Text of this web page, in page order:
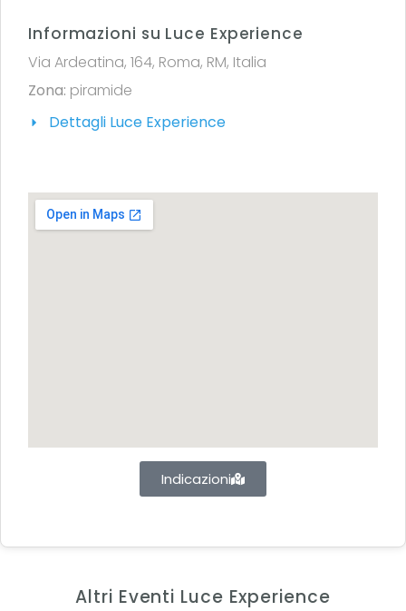
Informazioni su Luce Experience
Via Ardeatina, 164, Roma, RM, Italia
Zona: piramide
Dettagli Luce Experience
Indicazioni
Altri Eventi Luce Experience